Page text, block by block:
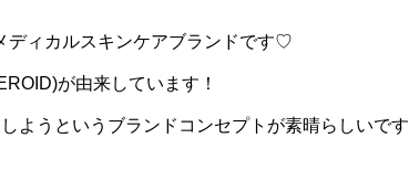
ディカルスキンケアブランドです♡
が由来しています！
ようというブランドコンセプトが素晴らしいです